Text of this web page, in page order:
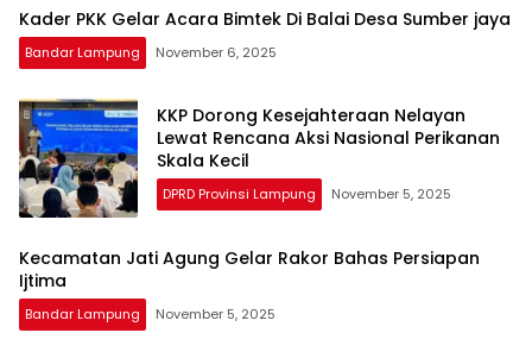
Kader PKK Gelar Acara Bimtek Di Balai Desa Sumber jaya
Bandar Lampung November 6, 2025
KKP Dorong Kesejahteraan Nelayan
Lewat Rencana Aksi Nasional Perikanan
Skala Kecil
DPRD Provinsi Lampung November 5, 2025
Kecamatan Jati Agung Gelar Rakor Bahas Persiapan
Ijtima
Bandar Lampung November 5, 2025